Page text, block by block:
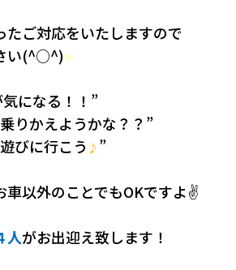
たご対応をいたしますので
い(^○^)✨
気になる！！”
りかえようかな？？”
びに行こう ♪ ”
車以外のことでもOKですよ✌
人がお出迎え致します！